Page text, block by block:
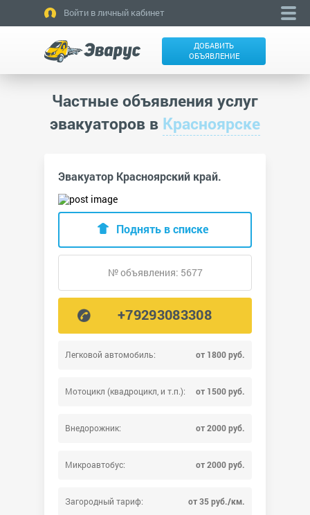
Войти в личный кабинет
ДОБАВИТЬ
ОБЪЯВЛЕНИЕ
Частные объявления услуг
эвакуаторов в Красноярске
Эвакуатор Красноярский край.
Легковой автомобиль: от 1800 руб.
Мотоцикл (квадроцикл, и т.п.): от 1500 руб.
Внедорожник: от 2000 руб.
Микроавтобус: от 2000 руб.
Загородный тариф: от 35 руб./км.
Поднять в списке
№ объявления: 5677
+79293083308